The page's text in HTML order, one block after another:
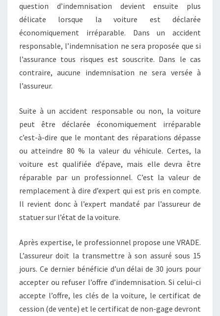
question d’indemnisation devient ensuite plus
délicate lorsque la voiture est déclarée
économiquement irréparable. Dans un accident
responsable, l’indemnisation ne sera proposée que si
l’assurance tous risques est souscrite. Dans le cas
contraire, aucune indemnisation ne sera versée à
l’assureur.
Suite à un accident responsable ou non, la voiture
peut être déclarée économiquement irréparable
c’est-à-dire que le montant des réparations dépasse
ou atteindre 80 % la valeur du véhicule. Certes, la
voiture est qualifiée d’épave, mais elle devra être
réparable par un professionnel. C’est la valeur de
remplacement à dire d’expert qui est pris en compte.
Il revient donc à l’expert mandaté par l’assureur de
statuer sur l’état de la voiture.
Après expertise, le professionnel propose une VRADE.
L’assureur doit la transmettre à son assuré sous 15
jours. Ce dernier bénéficie d’un délai de 30 jours pour
accepter ou refuser l’offre d’indemnisation. Si celui-ci
accepte l’offre, les clés de la voiture, le certificat de
cession (de vente) et le certificat de non-gage devront